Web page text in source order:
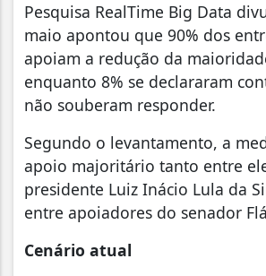
Pesquisa RealTime Big Data
maio apontou que 90% dos
apoiam a redução da
enquanto 8% se declararam
não souberam responder.
Segundo o levantamento, a
apoio majoritário tanto entre
presidente Luiz Inácio Lula da
entre apoiadores do senador
Cenário atual